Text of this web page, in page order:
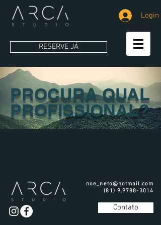
RESERVE JÁ
Login
PROCURA QUAL
PROFISSIONAL?
noe_neto@hotmail.com
(81) 9.9788-3014
Contato